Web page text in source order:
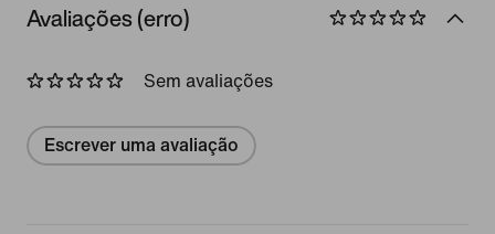
Avaliações (erro)
Sem avaliações
Escrever uma avaliação